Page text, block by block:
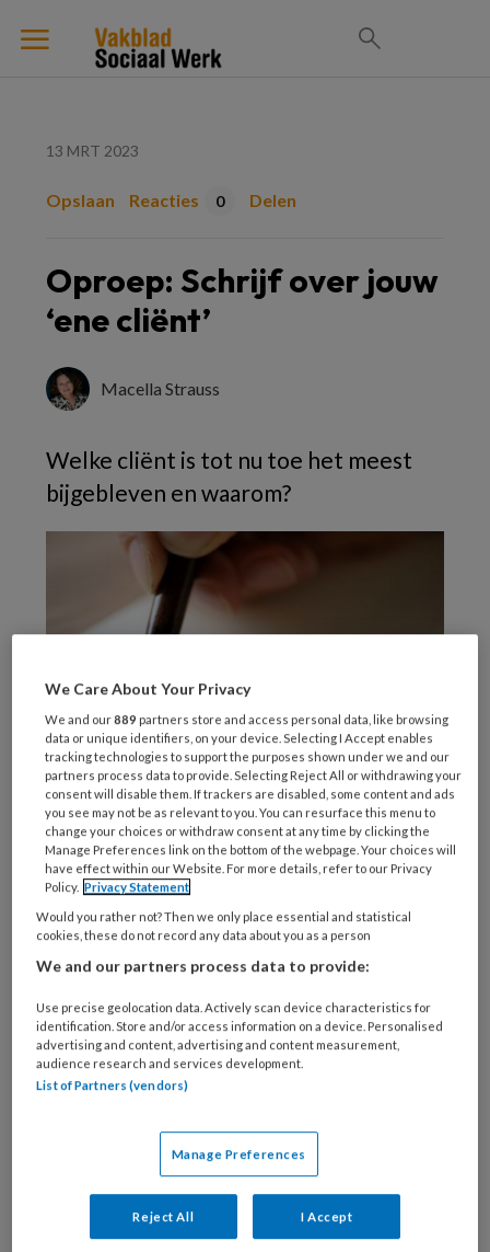
13 MRT 2023
Opslaan Reacties 0 Delen
Oproep: Schrijf over jouw
‘ene cliënt’
Macella Strauss
Welke cliënt is tot nu toe het meest
bijgebleven en waarom?
Schrijf ons over jouw ‘ene cliënt’. Een aantal
verhalen publiceren we de komende tijd in dit
blad. Inspireer collega-sociaal werkers met je
verhalen en zet het sociaal werk nog beter op
de kaart. Doe mee en mail je bijdrage (maximaal
650 woorden) naarvsw@elsedejonge.nl
Reageer op dit artikel
Macella Strauss
Redactiecoördinator Vakblad
Sociaal Werk
We Care About Your Privacy
We and our889 partners store and access personal data, like browsing
data or unique identifiers, on your device. Selecting I Accept enables
tracking technologies to support the purposes shown under we and our
partners process data to provide. Selecting Reject All or withdrawing your
consent will disable them. If trackers are disabled, some content and ads
you see may not be as relevant to you. You can resurface this menu to
change your choices or withdraw consent at any time by clicking the
Manage Preferences link on the bottom of the webpage. Your choices will
have effect within our Website. For more details, refer to our Privacy
Policy. Privacy Statement
Would you rather not? Then we only place essential and statistical
cookies, these do not record any data about you as a person
We and our partners process data to provide:
Use precise geolocation data. Actively scan device characteristics for
identification. Store and/or access information on a device. Personalised
advertising and content, advertising and content measurement,
audience research and services development.
List of Partners (vendors)
Manage Preferences
Reject All I Accept